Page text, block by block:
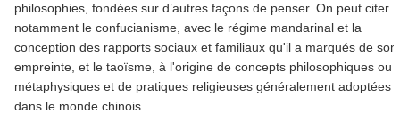
philosophies, fondées sur d’autres façons de penser. On peut citer
notamment le confucianisme, avec le régime mandarinal et la
conception des rapports sociaux et familiaux qu'il a marqués de son
empreinte, et le taoïsme, à l'origine de concepts philosophiques ou
métaphysiques et de pratiques religieuses généralement adoptées
dans le monde chinois.